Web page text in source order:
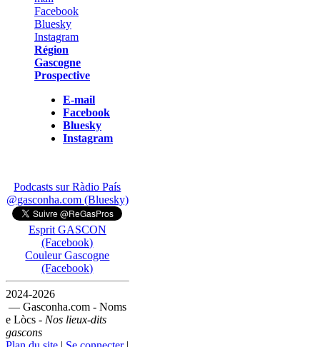
Région
Gascogne
Prospective
E-mail
Facebook
Bluesky
Instagram
Podcasts sur Ràdio País
@gasconha.com (Bluesky)
Esprit GASCON
(Facebook)
Couleur Gascogne
(Facebook)
2024-2026
— Gasconha.com - Noms
e Lòcs - Nos lieux-dits
gascons